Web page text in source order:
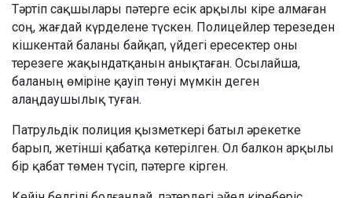
Тәртіп сақшылары пәтерге есік арқылы кіре алмаған
соң, жағдай күрделене түскен. Полицейлер терезеден
кішкентай баланы байқап, үйдегі ересектер оны
терезеге жақындатқанын анықтаған. Осылайша,
баланың өміріне қауіп төнуі мүмкін деген
алаңдаушылық туған.
Патрульдік полиция қызметкері батыл әрекетке
барып, жетінші қабатқа көтерілген. Ол балкон арқылы
бір қабат төмен түсіп, пәтерге кірген.